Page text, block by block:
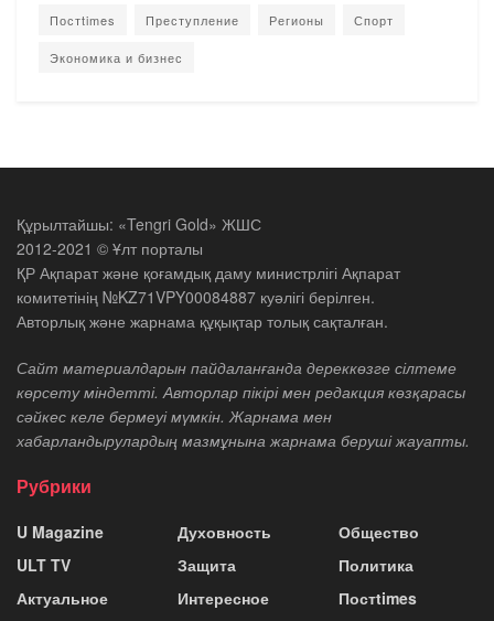
Постtimes Преступление Регионы Спорт
Экономика и бизнес
Құрылтайшы: «Tengri Gold» ЖШС
2012-2021 © Ұлт порталы
ҚР Ақпарат және қоғамдық даму министрлігі Ақпарат
комитетінің №KZ71VPY00084887 куәлігі берілген.
Авторлық және жарнама құқықтар толық сақталған.
Сайт материалдарын пайдаланғанда дереккөзге сілтеме
көрсету міндетті. Авторлар пікірі мен редакция көзқарасы
сәйкес келе бермеуі мүмкін. Жарнама мен
хабарландырулардың мазмұнына жарнама беруші жауапты.
Рубрики
U Magazine
ULT TV
Актуальное
Духовность
Защита
Интересное
Общество
Политика
Постtimes